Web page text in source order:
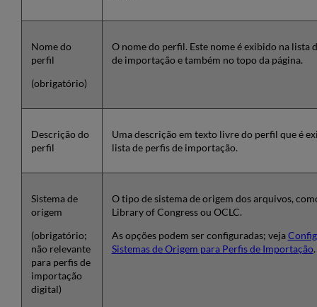
Nome do
perfil
(obrigatório)
O nome do perfil. Este nome é exibido na lista
de importação e também no topo da página.
Descrição do
perfil
Uma descrição em texto livre do perfil que é
lista de perfis de importação.
Sistema de
origem
(obrigatório;
não relevante
para perfis de
importação
digital)
O tipo de sistema de origem dos arquivos,
Library of Congress ou OCLC.
As opções podem ser configuradas; veja
Sistemas de Origem para Perfis de Importação.